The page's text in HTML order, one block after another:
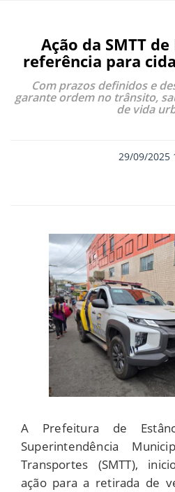
Ação da SMTT
referência para
Com prazos definidos e
garante ordem no trânsito,
de vida
29/09/2025
A Prefeitura de
Superintendência
Transportes (SMTT),
ação para a retirada de